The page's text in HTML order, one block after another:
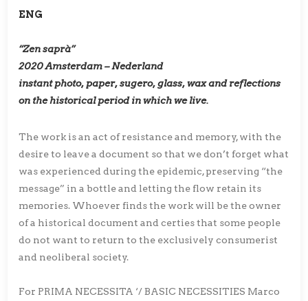
ENG
“Zen saprà”
2020 Amsterdam – Nederland
instant photo, paper, sugero, glass, wax and reflections
on the historical period in which we live.
The work is an act of resistance and memory, with the
desire to leave a document so that we don’t forget what
was experienced during the epidemic, preserving “the
message” in a bottle and letting the flow retain its
memories. Whoever finds the work will be the owner
of a historical document and certies that some people
do not want to return to the exclusively consumerist
and neoliberal society.
For PRIMA NECESSITA ‘/ BASIC NECESSITIES Marco